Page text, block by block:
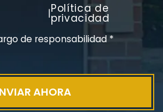
Cloruro de polivinilo
Exposición
|Política de
privacidad
de responsabilidad*